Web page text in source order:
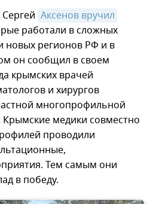
Аксенов вручил
работали в сложных
новых регионов РФ и в
он сообщил в своем
крымских врачей
и хирургов
многопрофильной
медики совместно
проводили
Тем самым они
в победу.